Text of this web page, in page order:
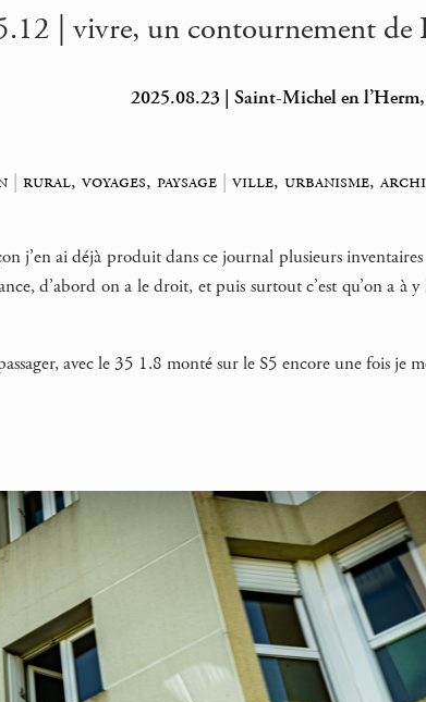
| vivre, un contournement de
2025.08.23 | Saint-Michel en
|rural, voyages, paysage |ville, urbanisme,
j’en ai déjà produit dans ce journal plusieurs
d’abord on a le droit, et puis surtout c’est qu’on a à
avec le 35 1.8 monté sur le S5 encore une fois je